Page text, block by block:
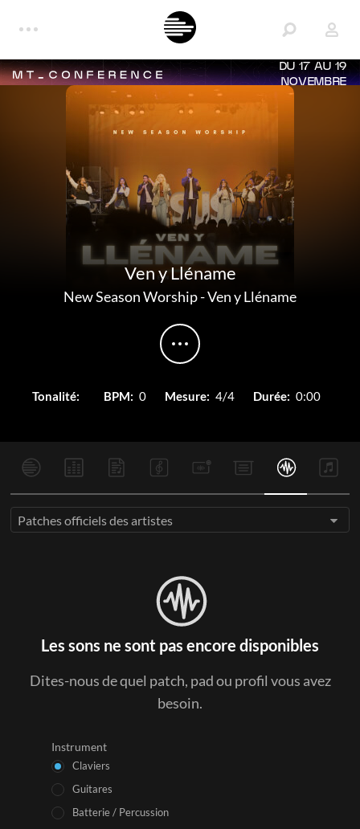
DU 17 AU 19
NOVEMBRE
Ven y Lléname
New Season Worship-Ven y Lléname
Tonalité: BPM: 0 Mesure: 4/4 Durée: 0:00
Patches officiels des artistes
Les sons ne sont pas encore disponibles
Dites-nous de quel patch, pad ou profil vous avez
besoin.
Instrument
Claviers
Guitares
Batterie / Percussion